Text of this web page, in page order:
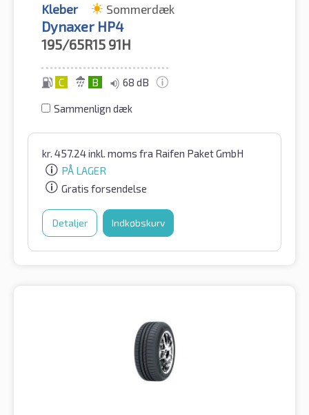
Kleber Sommerdæk
Dynaxer HP4
195/65R15 91H
C B 68 dB
Sammenlign dæk
kr. 457.24inkl. moms fra Raifen Paket GmbH
PÅ LAGER
Gratis forsendelse
Detaljer Indkøbskurv